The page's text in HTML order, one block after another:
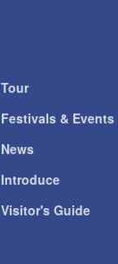
Tour
Festivals & Events
News
Introduce
Visitor's Guide